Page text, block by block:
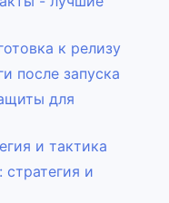
к релизу
после запуска
для
и тактика
и